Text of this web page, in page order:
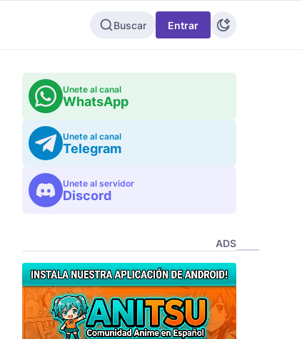
Buscar Entrar
Unete al canal
WhatsApp
Unete al canal
Telegram
Unete al servidor
Discord
ADS